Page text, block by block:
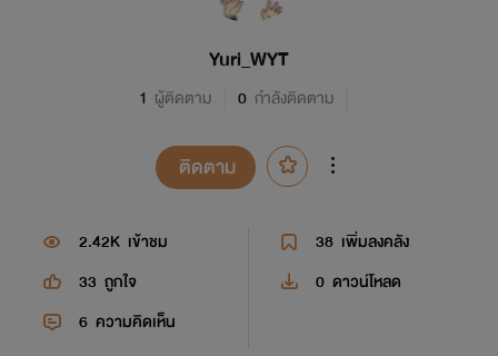
Yuri_WYT
1 ผู้ติดตาม 0 กำลังติดตาม
ติดตาม
2.42K เข้าชม 38 เพิ่มลงคลัง
33 ถูกใจ 0 ดาวน์โหลด
6 ความคิดเห็น